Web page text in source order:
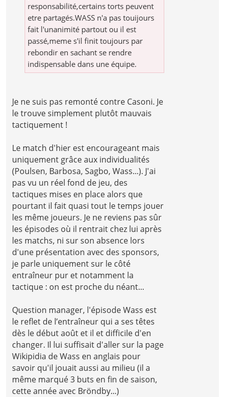
responsabilité,certains torts peuvent
etre partagés.WASS n'a pas touijours
fait l'unanimité partout ou il est
passé,meme s'il finit toujours par
rebondir en sachant se rendre
indispensable dans une équipe.
Je ne suis pas remonté contre Casoni. Je
le trouve simplement plutôt mauvais
tactiquement !
Le match d'hier est encourageant mais
uniquement grâce aux individualités
(Poulsen, Barbosa, Sagbo, Wass...). J'ai
pas vu un réel fond de jeu, des
tactiques mises en place alors que
pourtant il fait quasi tout le temps jouer
les même joueurs. Je ne reviens pas sûr
les épisodes où il rentrait chez lui après
les matchs, ni sur son absence lors
d'une présentation avec des sponsors,
je parle uniquement sur le côté
entraîneur pur et notamment la
tactique : on est proche du néant...
Question manager, l'épisode Wass est
le reflet de l’entraîneur qui a ses têtes
dès le début août et il et difficile d'en
changer. Il lui suffisait d'aller sur la page
Wikipidia de Wass en anglais pour
savoir qu'il jouait aussi au milieu (il a
même marqué 3 buts en fin de saison,
cette année avec Bröndby...)